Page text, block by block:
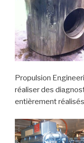
Propulsion
réaliser des
entièrement